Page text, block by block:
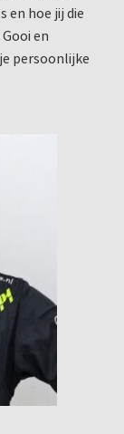
en hoe jij die
en
persoonlijke